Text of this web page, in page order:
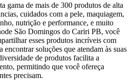
gama de mais de 300 produtos de alta
cuidados com a pele, maquiagem,
nutrição e performance, e muito
São Domingos do Cariri PB, você
esses produtos incríveis com
encontrar soluções que atendam às suas
de produtos facilita a
permitindo que você ofereça
precisam.